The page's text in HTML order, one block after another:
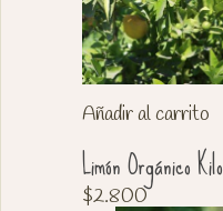
Añadir al carrito
Limón Orgánico Kilo
$2.800